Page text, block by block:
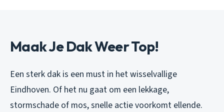
Maak Je Dak Weer Top!
Een sterk dak is een must in het wisselvallige
Eindhoven. Of het nu gaat om een lekkage,
stormschade of mos, snelle actie voorkomt ellende.